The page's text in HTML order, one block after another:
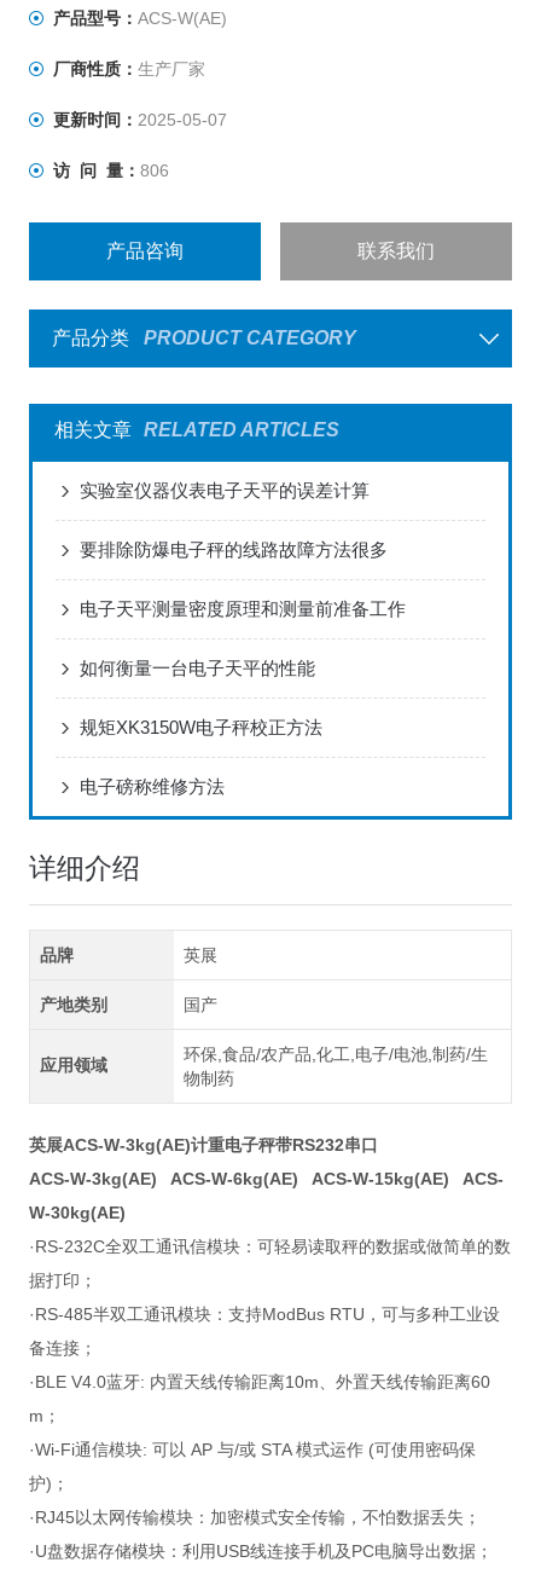
产品型号： ACS-W(AE)
厂商性质： 生产厂家
更新时间： 2025-05-07
访 问 量： 806
产品咨询 联系我们
产品分类 PRODUCT CATEGORY
相关文章 RELATED ARTICLES
实验室仪器仪表电子天平的误差计算
要排除防爆电子秤的线路故障方法很多
电子天平测量密度原理和测量前准备工作
如何衡量一台电子天平的性能
规矩XK3150W电子秤校正方法
电子磅称维修方法
详细介绍
品牌 英展
产地类别 国产
应用领域
环保,食品/农产品,化工,电子/电池,制药/生
物制药
英展ACS-W-3kg(AE)计重电子秤带RS232串口
ACS-W-3kg(AE) ACS-W-6kg(AE) ACS-W-15kg(AE) ACS-
W-30kg(AE)
·RS-232C全双工通讯信模块：可轻易读取秤的数据或做简单的数
据打印；
·RS-485半双工通讯模块：支持ModBus RTU，可与多种工业设
备连接；
·BLE V4.0蓝牙: 内置天线传输距离10m、外置天线传输距离60
m；
·Wi-Fi通信模块: 可以 AP 与/或 STA 模式运作 (可使用密码保
护)；
·RJ45以太网传输模块：加密模式安全传输，不怕数据丢失；
·U盘数据存储模块：利用USB线连接手机及PC电脑导出数据；